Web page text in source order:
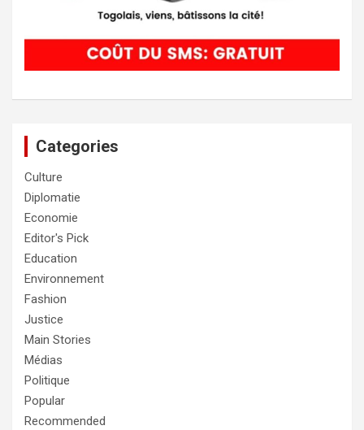
Categories
Culture
Diplomatie
Economie
Editor's Pick
Education
Environnement
Fashion
Justice
Main Stories
Médias
Politique
Popular
Recommended